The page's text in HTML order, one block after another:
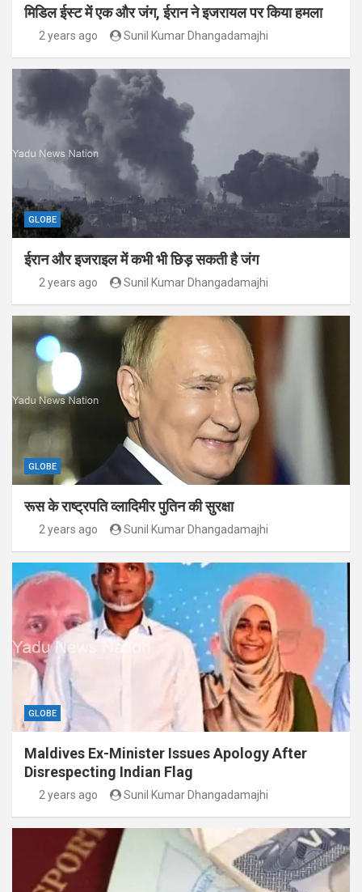
मिडिल ईस्ट में एक और जंग, ईरान ने इजरायल पर किया हमला
2 years ago Sunil Kumar Dhangadamajhi
GLOBE
ईरान और इजराइल में कभी भी छिड़ सकती है जंग
2 years ago Sunil Kumar Dhangadamajhi
GLOBE
रूस के राष्ट्रपति व्लादिमीर पुतिन की सुरक्षा
2 years ago Sunil Kumar Dhangadamajhi
GLOBE
Maldives Ex-Minister Issues Apology After
Disrespecting Indian Flag
2 years ago Sunil Kumar Dhangadamajhi